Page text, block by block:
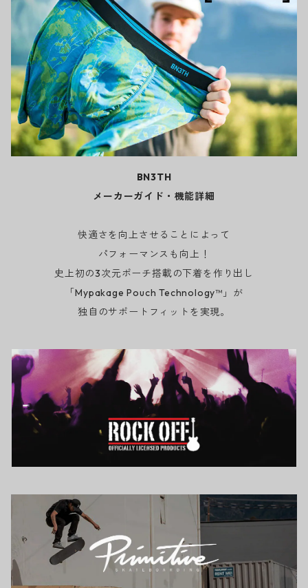
BN3TH
メーカーガイド・機能詳細
快適さを向上させることによって
パフォーマンスも向上！
史上初の3次元ポーチ搭載の下着を作り出し
「Mypakage Pouch Technology™」が
独自のサポートフィットを実現。